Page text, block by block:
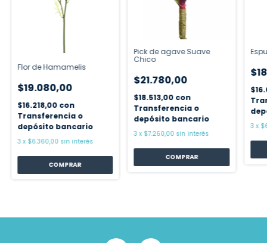
Flor de Hamamelis
$19.080,00
$16.218,00 con
Transferencia o
depósito bancario
3 x $6.360,00 sin interés
Pick de agave Suave
Chico
$21.780,00
$18.513,00 con
Transferencia o
depósito bancario
3 x $7.260,00 sin interés
3 x